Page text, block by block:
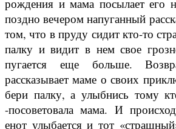
рождения и мама посылает его
поздно вечером напуганный
том, что в пруду сидит кто-то
палку и видит в нем свое
пугается еще больше.
рассказывает маме о своих
бери палку, а улыбнись тому
-посоветовала мама. И
енот улыбается и тот